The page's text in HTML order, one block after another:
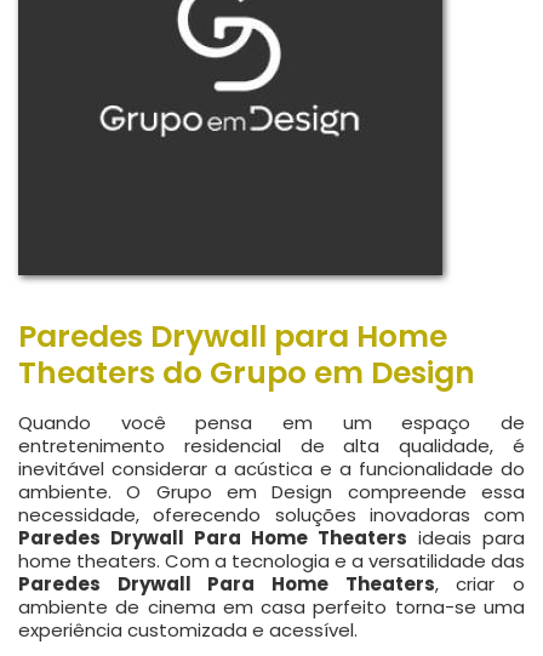
Paredes Drywall para Home
Theaters do Grupo em Design
Quando você pensa em um espaço de
entretenimento residencial de alta qualidade, é
inevitável considerar a acústica e a funcionalidade do
ambiente. O Grupo em Design compreende essa
necessidade, oferecendo soluções inovadoras com
Paredes Drywall Para Home Theaters ideais para
home theaters. Com a tecnologia e a versatilidade das
Paredes Drywall Para Home Theaters, criar o
ambiente de cinema em casa perfeito torna-se uma
experiência customizada e acessível.